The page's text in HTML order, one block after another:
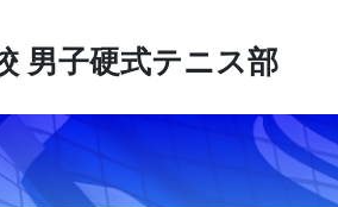
男子硬式テニス部